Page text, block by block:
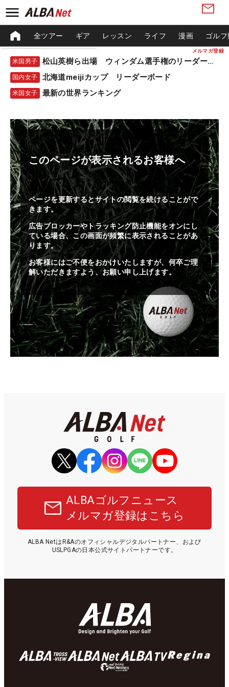
メルマガ登録
全ツアー ギア レッスン ライフ 漫画 ゴル
米国男子 松山英樹ら出場 ウィンダム選手権のリーダーボード
国内女子 北海道meijiカップ リーダーボード
米国女子 最新の世界ランキング
このページが表示されるお客様へ
ページを更新するとサイトの閲覧を続けることがで
きます。
広告ブロッカーやトラッキング防止機能をオンにし
ている場合、この画面が頻繁に表示されることがあ
ります。
お客様にはご不便をおかけいたしますが、何卒ご理
解いただきますよう、お願い申し上げます。
ALBAゴルフニュース
メルマガ登録はこちら
ALBA NetはR&Aのオフィシャルデジタルパートナー、および
USLPGAの日本公式サイトパートナーです。